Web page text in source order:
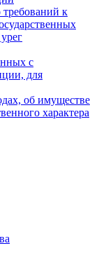
к
с
для
об имуществе
характера